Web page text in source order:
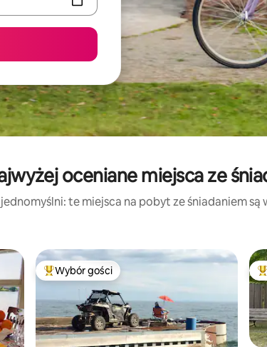
oceniane miejsca ze
te miejsca na pobyt ze śniadaniem
Najpopularniejsze z kategorii Wybór gości
Wybór gości